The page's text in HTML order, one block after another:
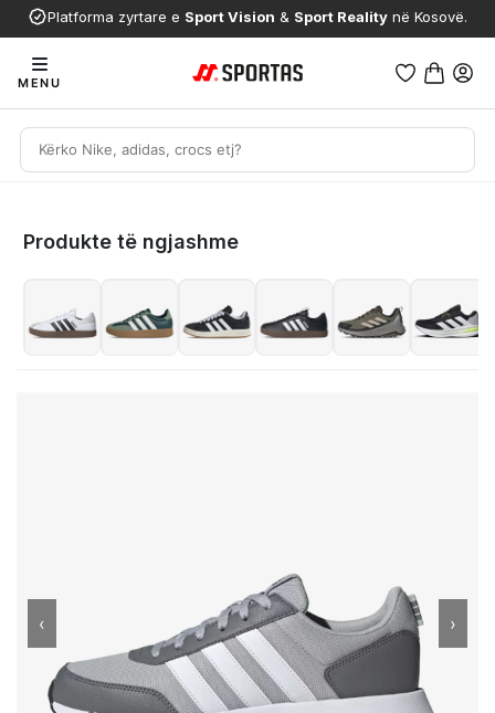
Platforma zyrtare e Sport Vision & Sport Reality në Kosovë.
MENU
Produkte të ngjashme
‹ ›